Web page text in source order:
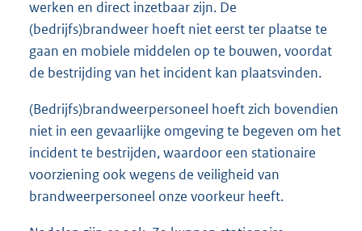
werken en direct inzetbaar zijn. De
(bedrijfs)brandweer hoeft niet eerst ter plaatse te
gaan en mobiele middelen op te bouwen, voordat
de bestrijding van het incident kan plaatsvinden.
(Bedrijfs)brandweerpersoneel hoeft zich bovendien
niet in een gevaarlijke omgeving te begeven om het
incident te bestrijden, waardoor een stationaire
voorziening ook wegens de veiligheid van
brandweerpersoneel onze voorkeur heeft.